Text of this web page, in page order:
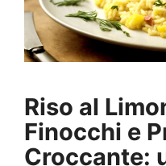
Riso al
Finocchi e
Croccante: